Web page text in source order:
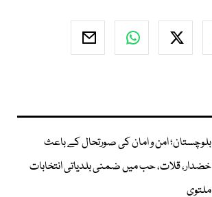
بلوچستان؛ امن و امان کی صورتحال کے باعث
خضدار، قلات، حب میں ضمنی بلدیاتی انتخابات
ملتوی